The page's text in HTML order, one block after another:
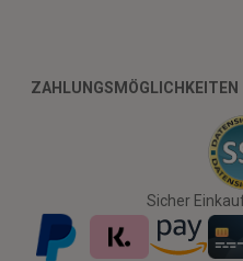
ZAHLUNGSMÖGLICHKEITEN
Sicher